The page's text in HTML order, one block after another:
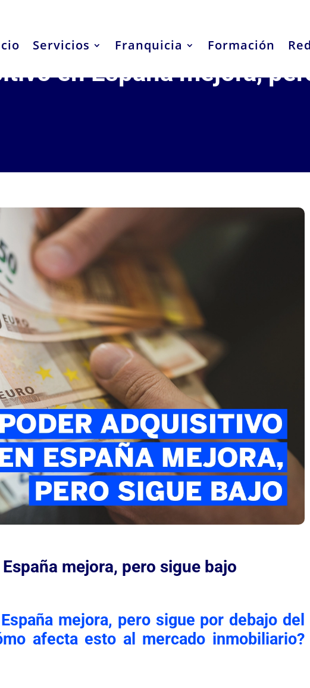
Servicios Franquicia Formación
en España mejora,
mejora, pero sigue bajo
mejora, pero sigue por debajo del
afecta esto al mercado inmobiliario?